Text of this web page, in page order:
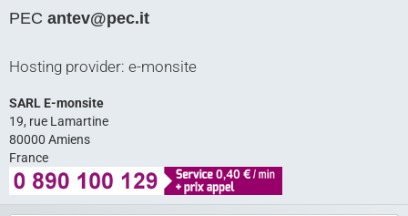
PEC antev@pec.it
Hosting provider: e-monsite
SARL E-monsite
19, rue Lamartine
80000 Amiens
France